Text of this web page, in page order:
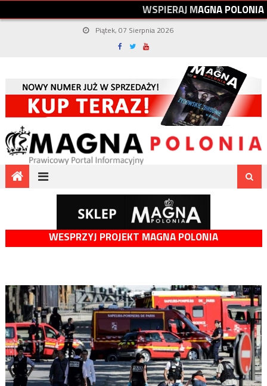
WSPIERAJMAGNAPOLONIA
Piątek, 07 Sierpnia 2026
WESPRZYJ PROJEKT MAGNA POLONIA